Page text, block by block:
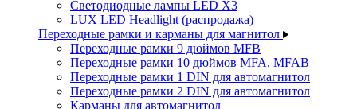
Светодиодные лампы LED X3
LUX LED Headlight (распродажа)
Переходные рамки и карманы для магнитол
Переходные рамки 9 дюймов MFB
Переходные рамки 10 дюймов MFA, MFAB
Переходные рамки 1 DIN для автомагнитол
Переходные рамки 2 DIN для автомагнитол
Карманы для автомагнитол